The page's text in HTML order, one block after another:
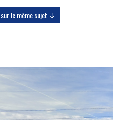
le même sujet ↓